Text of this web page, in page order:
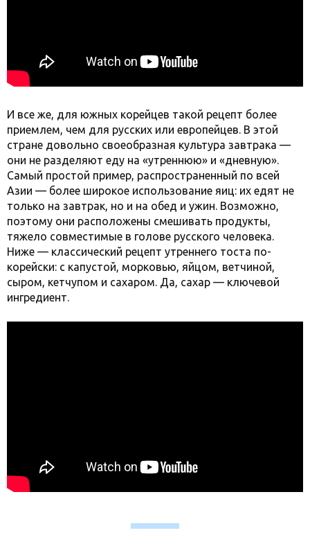
И все же, для южных корейцев такой рецепт более
приемлем, чем для русских или европейцев. В этой
стране довольно своеобразная культура завтрака —
они не разделяют еду на «утреннюю» и «дневную».
Самый простой пример, распространенный по всей
Азии — более широкое использование яиц: их едят не
только на завтрак, но и на обед и ужин. Возможно,
поэтому они расположены смешивать продукты,
тяжело совместимые в голове русского человека.
Ниже — классический рецепт утреннего тоста по-
корейски: с капустой, морковью, яйцом, ветчиной,
сыром, кетчупом и сахаром. Да, сахар — ключевой
ингредиент.